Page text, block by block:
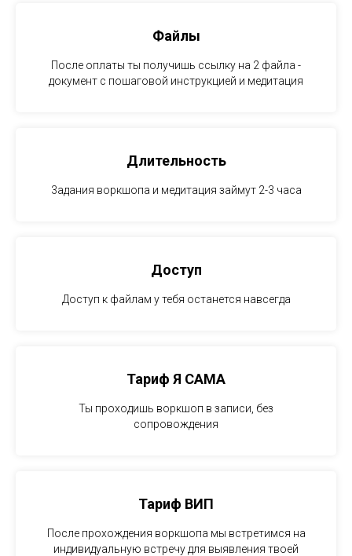
Файлы
После оплаты ты получишь ссылку на 2 файла -
документ с пошаговой инструкцией и медитация
Длительность
3адания воркшопа и медитация займут 2-3 часа
Доступ
Доступ к файлам у тебя останется навсегда
Тариф Я САМА
Ты проходишь воркшоп в записи, без
сопровождения
Тариф ВИП
После прохождения воркшопа мы встретимся на
индивидуальную встречу для выявления твоей